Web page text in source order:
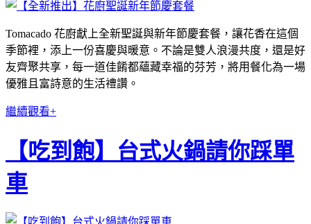
Tomacado 花廚獻上全新聖誕與新年節慶套餐，讓花香在這個
季節裡，添上一份喜慶與暖意。不論是雙人浪漫共度，還是好
友齊聚共享，每一道佳餚都蘊藏幸福的芬芳，將用餐化為一場
優雅且富詩意的生活禮讚。
繼續觀看+
【吃到飽】台式火鍋請你踩單
車